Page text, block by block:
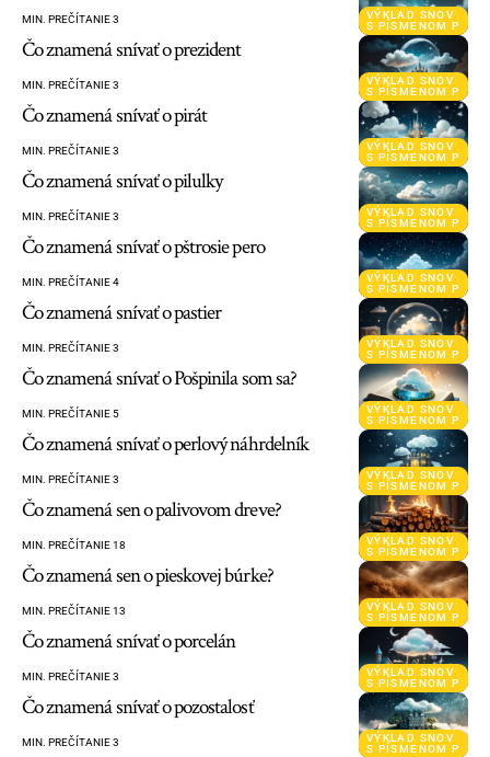
VÝKLAD SNOV
S PÍSMENOM P
MIN. PREČÍTANIE 3
VÝKLAD SNOV
S PÍSMENOM P
Čo znamená snívať o prezident
MIN. PREČÍTANIE 3
VÝKLAD SNOV
S PÍSMENOM P
Čo znamená snívať o pirát
MIN. PREČÍTANIE 3
VÝKLAD SNOV
S PÍSMENOM P
Čo znamená snívať o pilulky
MIN. PREČÍTANIE 3
VÝKLAD SNOV
S PÍSMENOM P
Čo znamená snívať o pštrosie pero
MIN. PREČÍTANIE 4
VÝKLAD SNOV
S PÍSMENOM P
Čo znamená snívať o pastier
MIN. PREČÍTANIE 3
VÝKLAD SNOV
S PÍSMENOM P
Čo znamená snívať o Pošpinila som sa?
MIN. PREČÍTANIE 5
VÝKLAD SNOV
S PÍSMENOM P
Čo znamená snívať o perlový náhrdelník
MIN. PREČÍTANIE 3
VÝKLAD SNOV
S PÍSMENOM P
Čo znamená sen o palivovom dreve?
MIN. PREČÍTANIE 18
VÝKLAD SNOV
S PÍSMENOM P
Čo znamená sen o pieskovej búrke?
MIN. PREČÍTANIE 13
VÝKLAD SNOV
S PÍSMENOM P
Čo znamená snívať o porcelán
MIN. PREČÍTANIE 3
VÝKLAD SNOV
S PÍSMENOM P
Čo znamená snívať o pozostalosť
MIN. PREČÍTANIE 3